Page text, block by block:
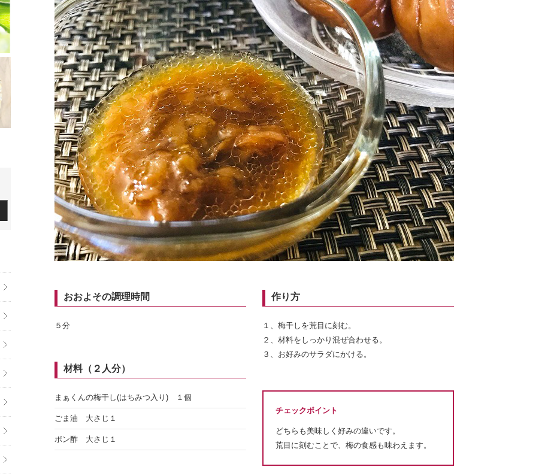
おおよその調理時間
５分
材料（２人分）
まぁくんの梅干し(はちみつ入り) １個
ごま油 大さじ１
ポン酢 大さじ１
作り方
１、梅干しを荒目に刻む。
２、材料をしっかり混ぜ合わせる。
３、お好みのサラダにかける。
チェックポイント
どちらも美味しく好みの違いです。
荒目に刻むことで、梅の食感も味わえます。